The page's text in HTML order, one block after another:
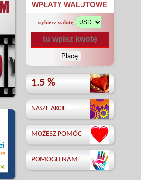
WPŁATY WALUTOWE
wybierz walutę
1.5 %
NASZE AKCJE
MOŻESZ POMÓC
POMOGLI NAM